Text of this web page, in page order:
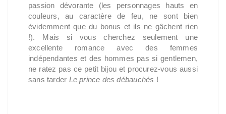
passion dévorante (les personnages hauts en
couleurs, au caractère de feu, ne sont bien
évidemment que du bonus et ils ne gâchent rien
!). Mais si vous cherchez seulement une
excellente romance avec des femmes
indépendantes et des hommes pas si gentlemen,
ne ratez pas ce petit bijou et procurez-vous aussi
sans tarder Le prince des débauchés !